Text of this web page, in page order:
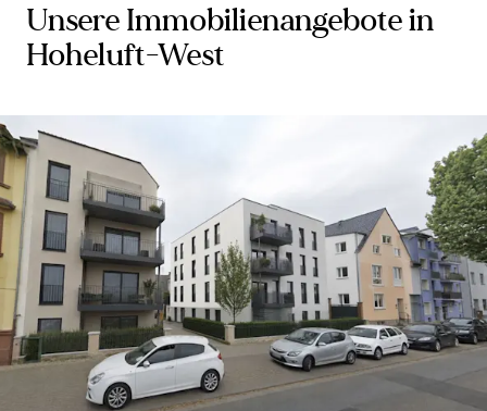
Unsere Immobilienangebote in
Hoheluft-West